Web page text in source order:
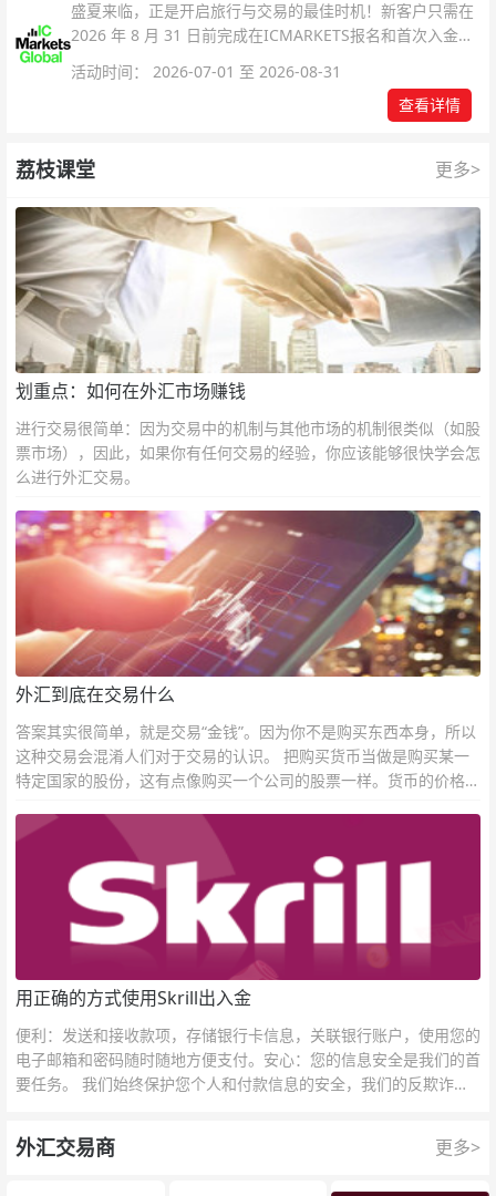
盛夏来临，正是开启旅行与交易的最佳时机！新客户只需在
2026 年 8 月 31 日前完成在ICMARKETS报名和首次入金即
活动时间： 2026-07-01 至 2026-08-31
查看详情
荔枝课堂 更多>
划重点：如何在外汇市场赚钱
进行交易很简单：因为交易中的机制与其他市场的机制很类似（如股
票市场），因此，如果你有任何交易的经验，你应该能够很快学会怎
么进行外汇交易。
外汇到底在交易什么
答案其实很简单，就是交易“金钱”。因为你不是购买东西本身，所以
这种交易会混淆人们对于交易的认识。 把购买货币当做是购买某一
特定国家的股份，这有点像购买一个公司的股票一样。货币的价格直
用正确的方式使用Skrill出入金
便利：发送和接收款项，存储银行卡信息，关联银行账户，使用您的
电子邮箱和密码随时随地方便支付。安心：您的信息安全是我们的首
要任务。 我们始终保护您个人和付款信息的安全，我们的反欺诈团
外汇交易商 更多>